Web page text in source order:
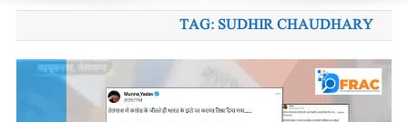
TAG: SUDHIR CHAUDHARY